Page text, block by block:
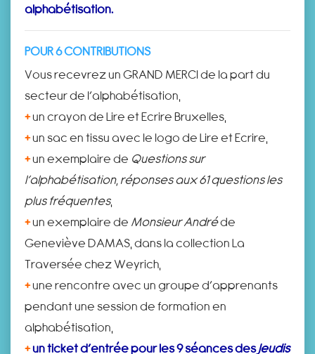
alphabétisation.
POUR 6 CONTRIBUTIONS
Vous recevrez un GRAND MERCI de la part du
secteur de l’alphabétisation,
+un crayon de Lire et Ecrire Bruxelles,
+un sac en tissu avec le logo de Lire et Ecrire,
+un exemplaire de Questions sur
l’alphabétisation, réponses aux 61 questions les
plus fréquentes,
+un exemplaire de Monsieur Andréde
Geneviève DAMAS, dans la collection La
Traversée chez Weyrich,
+une rencontre avec un groupe d’apprenants
pendant une session de formation en
alphabétisation,
+un ticket d’entrée pour les 9 séances desJeudis